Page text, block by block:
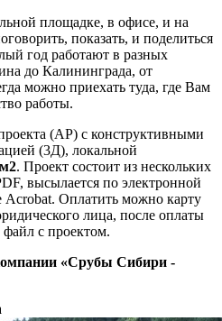
площадке, в офисе, и на
показать, и поделиться
год работают в разных
до Калининграда, от
можно приехать туда, где Вам
работы.
(АР) с конструктивными
(3Д), локальной
. Проект состоит из нескольких
высылается по электронной
Acrobat. Оплатить можно карту
лица, после оплаты
с проектом.
«Срубы Сибири -